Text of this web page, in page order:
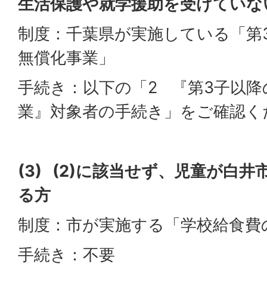
制度：千葉県が実施している「
無償化事業」
手続き：以下の「2 『第3子以降
業』対象者の手続き」をご確認
(3) (2)に該当せず、児童が白井
る方
制度：市が実施する「学校給食
手続き：不要